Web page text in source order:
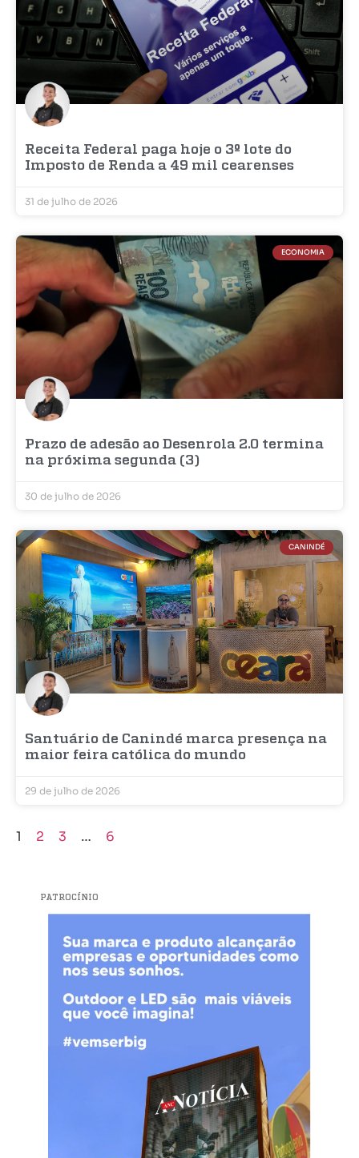
Receita Federal paga hoje o 3º lote do
Imposto de Renda a 49 mil cearenses
31 de julho de 2026
ECONOMIA
Prazo de adesão ao Desenrola 2.0 termina
na próxima segunda (3)
30 de julho de 2026
CANINDÉ
Santuário de Canindé marca presença na
maior feira católica do mundo
29 de julho de 2026
1 2 3 … 6
PATROCÍNIO